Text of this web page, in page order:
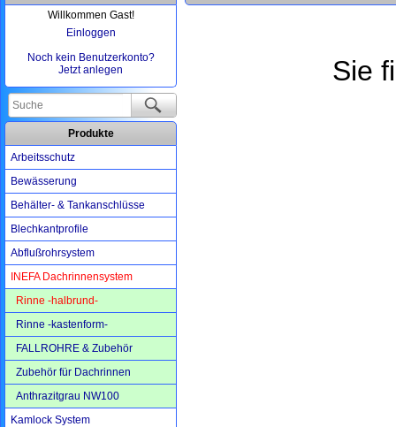
Willkommen Gast!
Einloggen
Noch kein Benutzerkonto?
Jetzt anlegen
Produkte
Arbeitsschutz
Bewässerung
Behälter- & Tankanschlüsse
Blechkantprofile
Abflußrohrsystem
INEFA Dachrinnensystem
Rinne -halbrund-
Rinne -kastenform-
FALLROHRE & Zubehör
Zubehör für Dachrinnen
Anthrazitgrau NW100
Kamlock System
Sie